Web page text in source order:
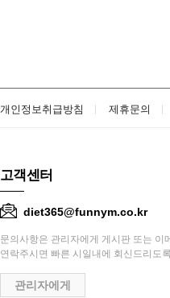
개인정보취급방침 제휴문의
고객센터
diet365@funnym.co.kr
문의사항은 관리자에게 게시판 또는 이
연락주시면 빠른 시일내에 회신드리도
관리자에게